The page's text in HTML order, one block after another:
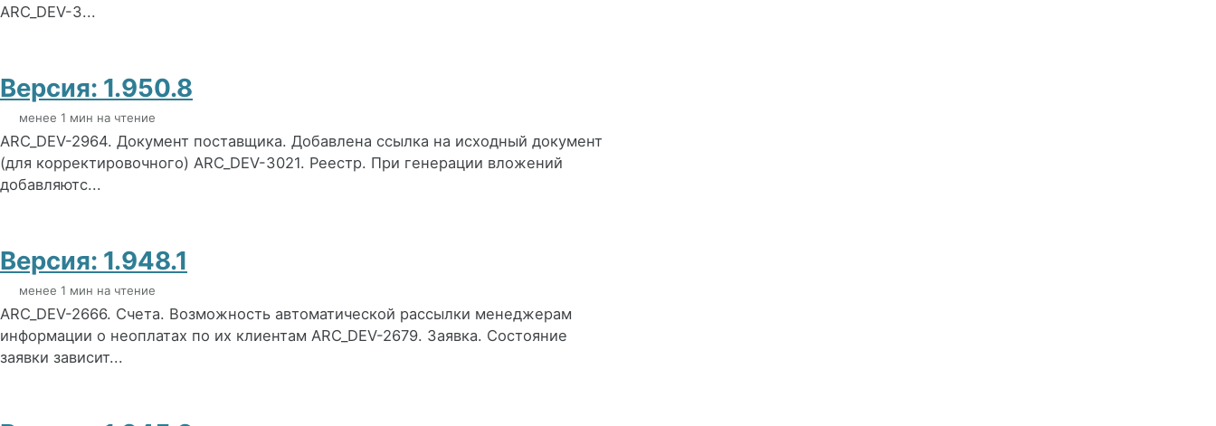
ARC_DEV-3...
Версия: 1.950.8
менее 1 мин на чтение
ARC_DEV-2964. Документ поставщика. Добавлена ссылка на исходный документ
(для корректировочного) ARC_DEV-3021. Реестр. При генерации вложений
добавляютс...
Версия: 1.948.1
менее 1 мин на чтение
ARC_DEV-2666. Счета. Возможность автоматической рассылки менеджерам
информации о неоплатах по их клиентам ARC_DEV-2679. Заявка. Состояние
заявки зависит...